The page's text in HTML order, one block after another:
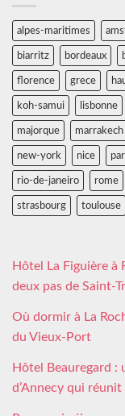
alpes-maritimes
biarritz bordeaux
florence grece
koh-samui lisbonne
majorque marrakech
new-york nice
rio-de-janeiro rome
strasbourg toulouse
Hôtel La Figuière à
deux pas de Saint-
Où dormir à La
du Vieux-Port
Hôtel Beauregard :
d’Annecy qui